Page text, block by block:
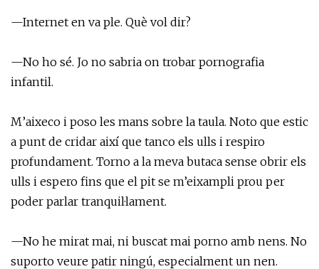
—Internet en va ple. Què vol dir?
—No ho sé. Jo no sabria on trobar pornografia
infantil.
M’aixeco i poso les mans sobre la taula. Noto que estic
a punt de cridar així que tanco els ulls i respiro
profundament. Torno a la meva butaca sense obrir els
ulls i espero fins que el pit se m’eixampli prou per
poder parlar tranquil·lament.
—No he mirat mai, ni buscat mai porno amb nens. No
suporto veure patir ningú, especialment un nen.